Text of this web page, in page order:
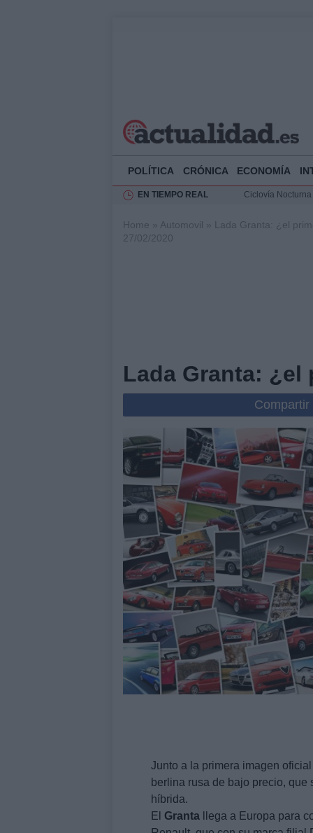
POLÍTICA CRÓNICA ECONOMÍA
EN TIEMPO REAL
Ciclovía
Rehabilitación de
Home » Automovil »
Lada Granta: ¿el
27/02/2020
Lada Granta:
Junto a la primera imagen oficial
berlina rusa de bajo precio,
híbrida.
El Granta llega a Europa para